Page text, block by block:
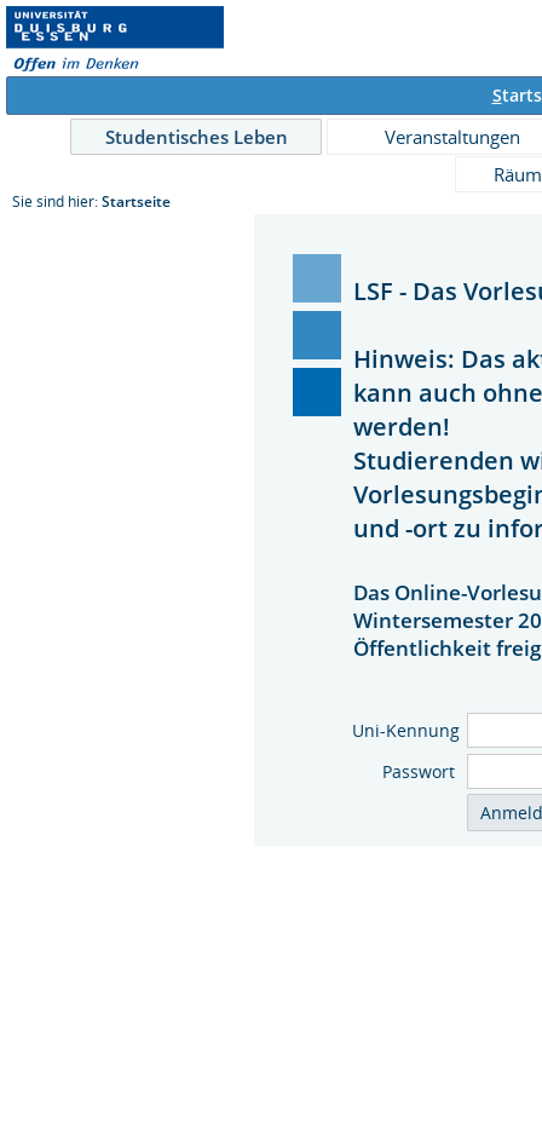
S
Studentisches Leben
Veranstaltungen
Sie sind hier: Startseite
LSF - Das
Hinweis: Das
kann auch
werden!
Studierenden
und -ort zu
Das Online-
Wintersemester
Öffentlichkeit
Uni-Kennung
Passwort